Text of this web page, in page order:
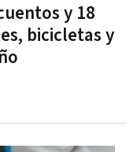
y 18
bicicletas y